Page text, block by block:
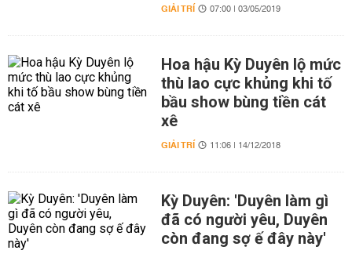
GIẢI TRÍ 07:00 | 03/05/2019
Hoa hậu Kỳ Duyên lộ mức
thù lao cực khủng khi tố
bầu show bùng tiền cát
xê
GIẢI TRÍ 11:06 | 14/12/2018
Kỳ Duyên: 'Duyên làm gì
đã có người yêu, Duyên
còn đang sợ ế đây này'